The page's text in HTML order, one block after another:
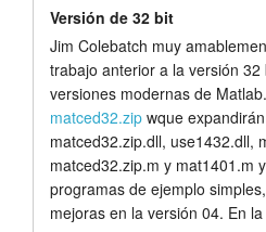
Versión de 32 bit
Jim Colebatch muy
trabajo anterior a la versión
versiones modernas de
matced32.zip wque
matced32.zip.dll, use1432.dll,
matced32.zip.m y mat1401.m
programas de ejemplo
mejoras en la versión 04. En